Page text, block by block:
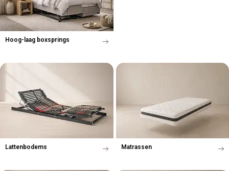
Hoog-laag boxsprings
Lattenbodems Matrassen